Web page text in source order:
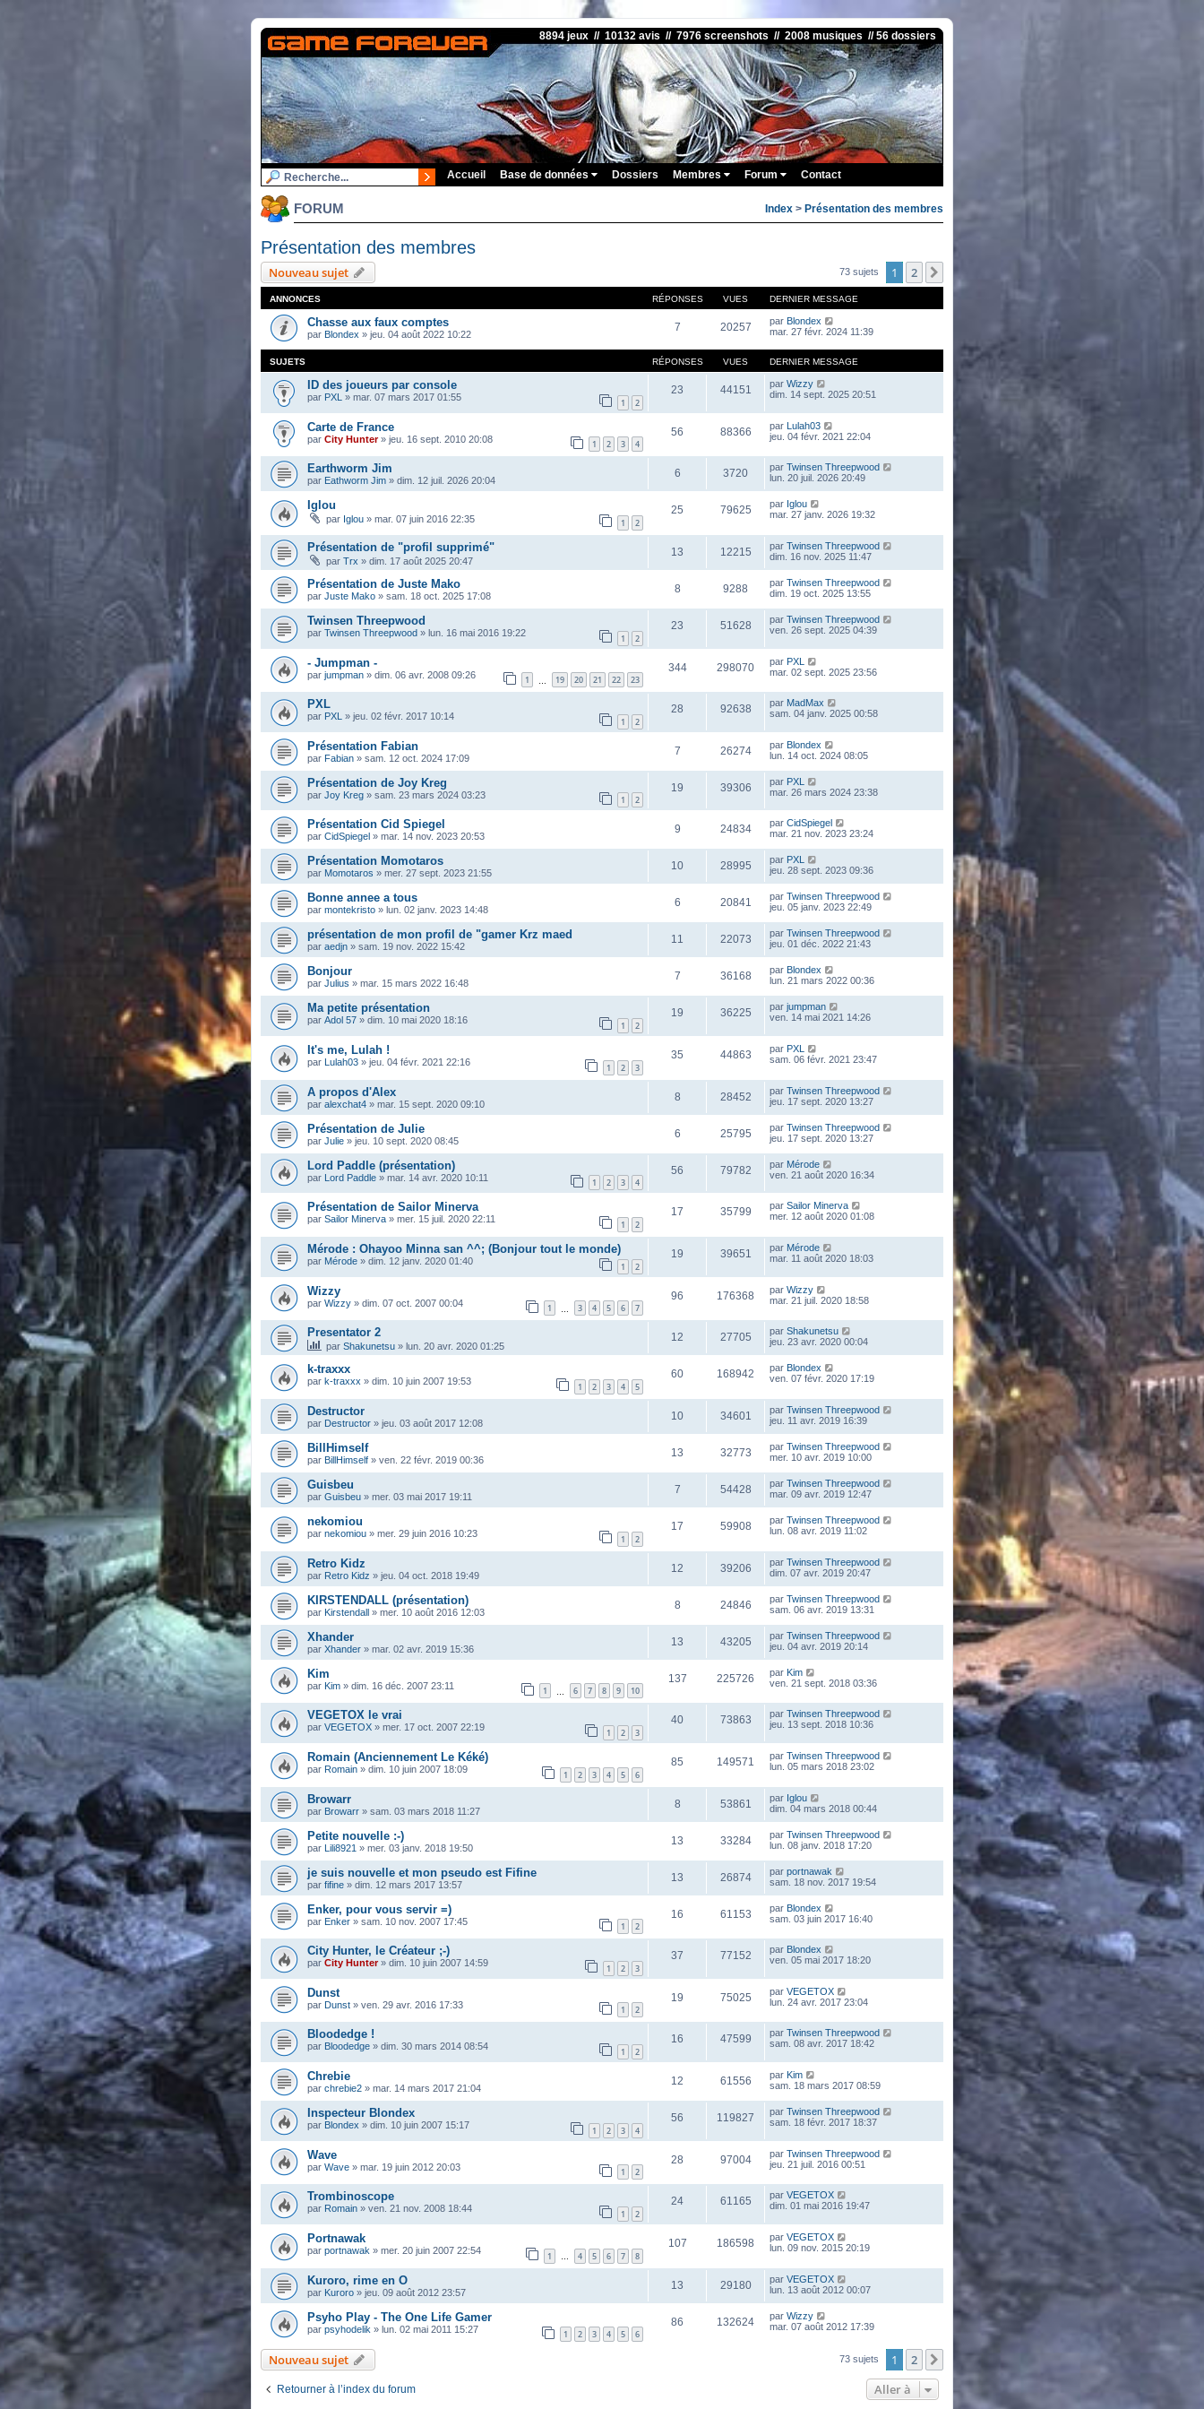
8894 jeux // 10132 avis // 7976 screenshots // 2008 musiques // 56 dossiers
Accueil Base de données Dossiers Membres Forum Contact
FORUM Index > Présentation des membres
Présentation des membres
Nouveau sujet 73 sujets 1 2 Suivante
ANNONCES RÉPONSES VUES DERNIER MESSAGE
Chasse aux faux comptes
par Blondex » jeu. 04 août 2022 10:22
7 20257 par Blondex
mar. 27 févr. 2024 11:39
SUJETS RÉPONSES VUES DERNIER MESSAGE
ID des joueurs par console
par PXL » mar. 07 mars 2017 01:55 1 2
23 44151 par Wizzy
dim. 14 sept. 2025 20:51
Carte de France
par City Hunter» jeu. 16 sept. 2010 20:08 1 2 3 4
56 88366 par Lulah03
jeu. 04 févr. 2021 22:04
Earthworm Jim
par Eathworm Jim » dim. 12 juil. 2026 20:04
6 3720 par Twinsen Threepwood
lun. 20 juil. 2026 20:49
Iglou
par Iglou » mar. 07 juin 2016 22:35 1 2
25 79625 par Iglou
mar. 27 janv. 2026 19:32
Présentation de "profil supprimé"
par Trx » dim. 17 août 2025 20:47
13 12215 par Twinsen Threepwood
dim. 16 nov. 2025 11:47
Présentation de Juste Mako
par Juste Mako » sam. 18 oct. 2025 17:08
8 9288 par Twinsen Threepwood
dim. 19 oct. 2025 13:55
Twinsen Threepwood
par Twinsen Threepwood » lun. 16 mai 2016 19:22 1 2
23 51628 par Twinsen Threepwood
ven. 26 sept. 2025 04:39
- Jumpman -
par jumpman » dim. 06 avr. 2008 09:26 1 19 20 21 22 23
344 298070 par PXL
mar. 02 sept. 2025 23:56
PXL
par PXL » jeu. 02 févr. 2017 10:14 1 2
28 92638 par MadMax
sam. 04 janv. 2025 00:58
Présentation Fabian
par Fabian » sam. 12 oct. 2024 17:09
7 26274 par Blondex
lun. 14 oct. 2024 08:05
Présentation de Joy Kreg
par Joy Kreg » sam. 23 mars 2024 03:23 1 2
19 39306 par PXL
mar. 26 mars 2024 23:38
Présentation Cid Spiegel
par CidSpiegel » mar. 14 nov. 2023 20:53
9 24834 par CidSpiegel
mar. 21 nov. 2023 23:24
Présentation Momotaros
par Momotaros » mer. 27 sept. 2023 21:55
10 28995 par PXL
jeu. 28 sept. 2023 09:36
Bonne annee a tous
par montekristo » lun. 02 janv. 2023 14:48
6 20841 par Twinsen Threepwood
jeu. 05 janv. 2023 22:49
présentation de mon profil de "gamer Krz maed
par aedjn » sam. 19 nov. 2022 15:42
11 22073 par Twinsen Threepwood
jeu. 01 déc. 2022 21:43
Bonjour
par Julius » mar. 15 mars 2022 16:48
7 36168 par Blondex
lun. 21 mars 2022 00:36
Ma petite présentation
par Adol 57 » dim. 10 mai 2020 18:16 1 2
19 36225 par jumpman
ven. 14 mai 2021 14:26
It's me, Lulah !
par Lulah03 » jeu. 04 févr. 2021 22:16 1 2 3
35 44863 par PXL
sam. 06 févr. 2021 23:47
A propos d'Alex
par alexchat4 » mar. 15 sept. 2020 09:10
8 28452 par Twinsen Threepwood
jeu. 17 sept. 2020 13:27
Présentation de Julie
par Julie » jeu. 10 sept. 2020 08:45
6 25795 par Twinsen Threepwood
jeu. 17 sept. 2020 13:27
Lord Paddle (présentation)
par Lord Paddle » mar. 14 avr. 2020 10:11 1 2 3 4
56 79782 par Mérode
ven. 21 août 2020 16:34
Présentation de Sailor Minerva
par Sailor Minerva » mer. 15 juil. 2020 22:11 1 2
17 35799 par Sailor Minerva
mer. 12 août 2020 01:08
Mérode : Ohayoo Minna san ^^; (Bonjour tout le monde)
par Mérode » dim. 12 janv. 2020 01:40 1 2
19 39651 par Mérode
mar. 11 août 2020 18:03
Wizzy
par Wizzy » dim. 07 oct. 2007 00:04 1 3 4 5 6 7
96 176368 par Wizzy
mar. 21 juil. 2020 18:58
Presentator 2
par Shakunetsu » lun. 20 avr. 2020 01:25
12 27705 par Shakunetsu
jeu. 23 avr. 2020 00:04
k-traxxx
par k-traxxx » dim. 10 juin 2007 19:53 1 2 3 4 5
60 168942 par Blondex
ven. 07 févr. 2020 17:19
Destructor
par Destructor » jeu. 03 août 2017 12:08
10 34601 par Twinsen Threepwood
jeu. 11 avr. 2019 16:39
BillHimself
par BillHimself » ven. 22 févr. 2019 00:36
13 32773 par Twinsen Threepwood
mer. 10 avr. 2019 10:00
Guisbeu
par Guisbeu » mer. 03 mai 2017 19:11
7 54428 par Twinsen Threepwood
mar. 09 avr. 2019 12:47
nekomiou
par nekomiou » mer. 29 juin 2016 10:23 1 2
17 59908 par Twinsen Threepwood
lun. 08 avr. 2019 11:02
Retro Kidz
par Retro Kidz » jeu. 04 oct. 2018 19:49
12 39206 par Twinsen Threepwood
dim. 07 avr. 2019 20:47
KIRSTENDALL (présentation)
par Kirstendall » mer. 10 août 2016 12:03
8 24846 par Twinsen Threepwood
sam. 06 avr. 2019 13:31
Xhander
par Xhander » mar. 02 avr. 2019 15:36
13 43205 par Twinsen Threepwood
jeu. 04 avr. 2019 20:14
Kim
par Kim » dim. 16 déc. 2007 23:11 1 6 7 8 9 10
137 225726 par Kim
ven. 21 sept. 2018 03:36
VEGETOX le vrai
par VEGETOX » mer. 17 oct. 2007 22:19 1 2 3
40 73863 par Twinsen Threepwood
jeu. 13 sept. 2018 10:36
Romain (Anciennement Le Kéké)
par Romain » dim. 10 juin 2007 18:09 1 2 3 4 5 6
85 149571 par Twinsen Threepwood
lun. 05 mars 2018 23:02
Browarr
par Browarr » sam. 03 mars 2018 11:27
8 53861 par Iglou
dim. 04 mars 2018 00:44
Petite nouvelle :-)
par Lili8921 » mer. 03 janv. 2018 19:50
13 33284 par Twinsen Threepwood
lun. 08 janv. 2018 17:20
je suis nouvelle et mon pseudo est Fifine
par fifine » dim. 12 mars 2017 13:57
13 26874 par portnawak
sam. 18 nov. 2017 19:54
Enker, pour vous servir =)
par Enker » sam. 10 nov. 2007 17:45 1 2
16 61153 par Blondex
sam. 03 juin 2017 16:40
City Hunter, le Créateur ;-)
par City Hunter» dim. 10 juin 2007 14:59 1 2 3
37 77152 par Blondex
ven. 05 mai 2017 18:20
Dunst
par Dunst » ven. 29 avr. 2016 17:33 1 2
19 75025 par VEGETOX
lun. 24 avr. 2017 23:04
Bloodedge !
par Bloodedge » dim. 30 mars 2014 08:54 1 2
16 47599 par Twinsen Threepwood
sam. 08 avr. 2017 18:42
Chrebie
par chrebie2 » mar. 14 mars 2017 21:04
12 61556 par Kim
sam. 18 mars 2017 08:59
Inspecteur Blondex
par Blondex » dim. 10 juin 2007 15:17 1 2 3 4
56 119827 par Twinsen Threepwood
sam. 18 févr. 2017 18:37
Wave
par Wave » mar. 19 juin 2012 20:03 1 2
28 97004 par Twinsen Threepwood
jeu. 21 juil. 2016 00:51
Trombinoscope
par Romain » ven. 21 nov. 2008 18:44 1 2
24 61165 par VEGETOX
dim. 01 mai 2016 19:47
Portnawak
par portnawak » mer. 20 juin 2007 22:54 1 … 4 5 6 7 8
107 186598 par VEGETOX
lun. 09 nov. 2015 20:19
Kuroro, rime en O
par Kuroro » jeu. 09 août 2012 23:57
13 29180 par VEGETOX
lun. 13 août 2012 00:07
Psyho Play - The One Life Gamer
par psyhodelik » lun. 02 mai 2011 15:27 1 2 3 4 5 6
86 132624 par Wizzy
mar. 07 août 2012 17:39
Nouveau sujet 73 sujets 1 2 Suivante
Retourner à l’index du forum Aller à